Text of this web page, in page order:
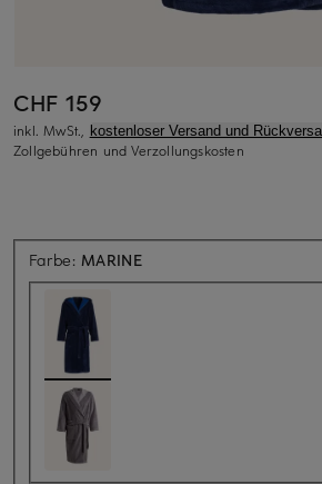
CHF 159
inkl. MwSt., kostenloser Versand und
Zollgebühren und Verzollungskosten
Farbe: MARINE